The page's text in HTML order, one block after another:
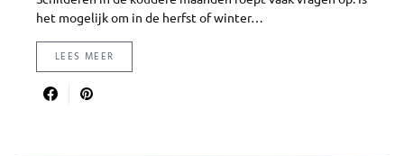
het mogelijk om in de herfst of winter…
LEES MEER